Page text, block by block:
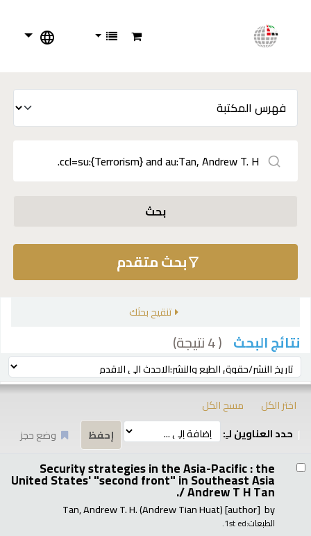
بحث
بحث متقدم
تنقيح بحثك
نتائج البحث ( 4 نتيجة)
ترتيب بواسطة:
اختر الكل
مسح الكل
حدد العناوين لـِ:
وضع حجز
Security strategies in the Asia-Pacific : the
United States' "second front" in Southeast Asia
/Andrew T H Tan.
by
Tan, Andrew T. H. (Andrew Tian Huat)[author]
الطبعات:1st ed.